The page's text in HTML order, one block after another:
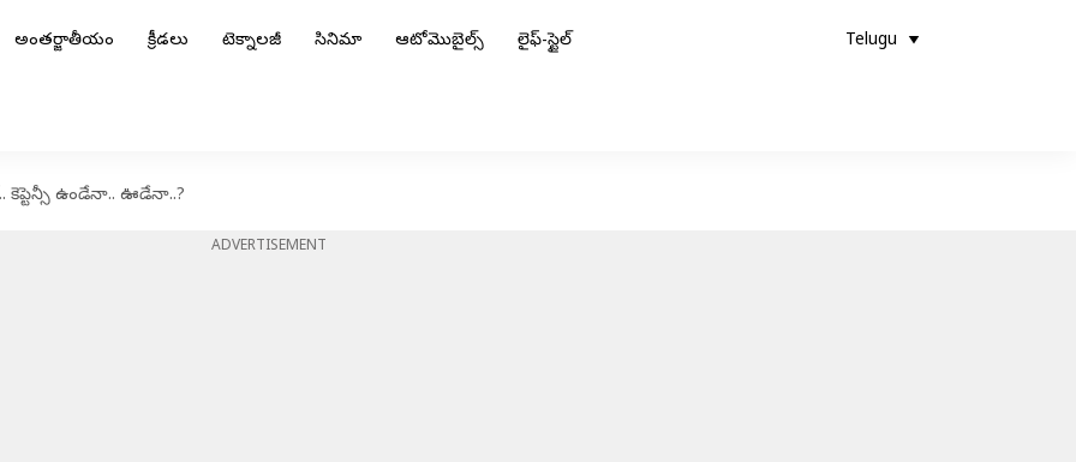
అంతర్జాతీయం క్రీడలు టెక్నాలజీ సినిమా ఆటోమొబైల్స్ లైఫ్-స్టైల్ Telugu
కెప్టెన్సీ ఉండేనా.. ఊడేనా..?
ADVERTISEMENT